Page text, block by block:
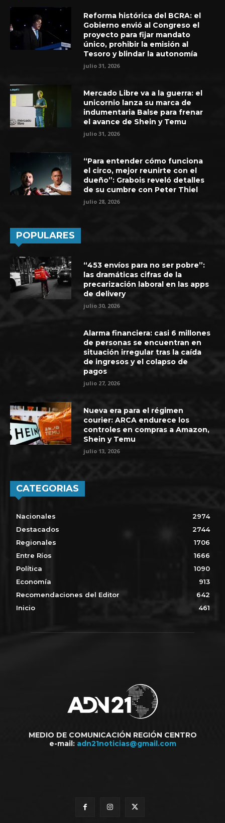
Reforma histórica del BCRA: el
Gobierno envió al Congreso el
proyecto para fijar mandato
único, prohibir la emisión al
Tesoro y blindar la autonomía
julio 31, 2026
Mercado Libre va a la guerra: el
unicornio lanza su marca de
indumentaria Balse para frenar
el avance de Shein y Temu
julio 31, 2026
“Para entender cómo funciona
el circo, mejor reunirte con el
dueño”: Grabois reveló detalles
de su cumbre con Peter Thiel
julio 28, 2026
POPULARES
“453 envíos para no ser pobre”:
las dramáticas cifras de la
precarización laboral en las apps
de delivery
julio 30, 2026
Alarma financiera: casi 6 millones
de personas se encuentran en
situación irregular tras la caída
de ingresos y el colapso de
pagos
julio 27, 2026
Nueva era para el régimen
courier: ARCA endurece los
controles en compras a Amazon,
Shein y Temu
julio 13, 2026
CATEGORIAS
Nacionales
2974
Destacados
2744
Regionales
1706
Entre Ríos
1666
Política
1090
Economía
913
Recomendaciones del Editor
642
Inicio
461
MEDIO DE COMUNICACIÓN REGIÓN CENTRO
e-mail: adn21noticias@gmail.com